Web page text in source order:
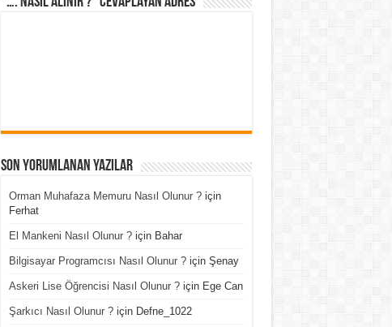
Son Yorumlanan Yazılar
Orman Muhafaza Memuru Nasıl Olunur ?için
Ferhat
El Mankeni Nasıl Olunur ?için Bahar
Bilgisayar Programcısı Nasıl Olunur ?için Şenay
Askeri Lise Öğrencisi Nasıl Olunur ?için Ege Can
Şarkıcı Nasıl Olunur ?için Defne_1022